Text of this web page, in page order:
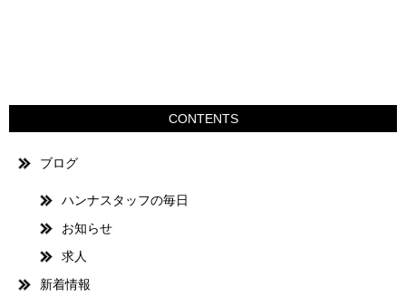
CONTENTS
ブログ
ハンナスタッフの毎日
お知らせ
求人
新着情報